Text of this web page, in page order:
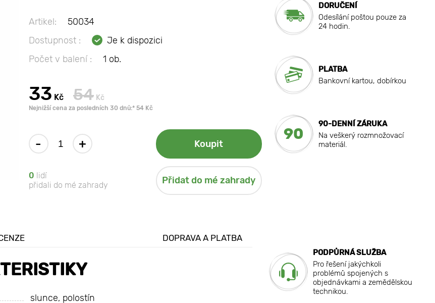
Artikel:
50034
Dostupnost :
Je k dispozici
Počet v balení :
1 ob.
33 Kč 54 Kč
Nejnižší cena za posledních 30 dnů:* 54 Kč
- + Koupit
0 lidí
přidali do mé zahrady
Přidat do mé zahrady
DORUČENÍ
Odesílání poštou pouze za
24 hodin.
PLATBA
Bankovní kartou, dobírkou
90
90-DENNÍ ZÁRUKA
Na veškerý rozmnožovací
materiál.
DOPRAVA A PLATBA
slunce, polostín
PODPŮRNÁ SLUŽBA
Pro řešení jakýchkoli
problémů spojených s
objednávkami a zemědělskou
technikou.